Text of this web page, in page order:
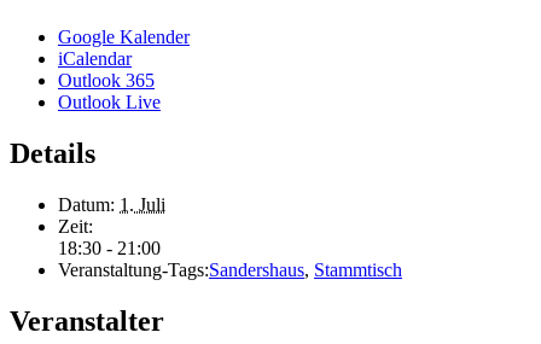
Google Kalender
iCalendar
Outlook 365
Outlook Live
Details
Datum: 1. Juli
Zeit:
18:30 - 21:00
Veranstaltung-Tags:Sandershaus, Stammtisch
Veranstalter